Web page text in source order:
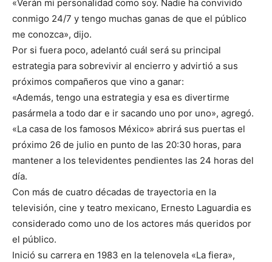
«Verán mi personalidad como soy. Nadie ha convivido
conmigo 24/7 y tengo muchas ganas de que el público
me conozca», dijo.
Por si fuera poco, adelantó cuál será su principal
estrategia para sobrevivir al encierro y advirtió a sus
próximos compañeros que vino a ganar:
«Además, tengo una estrategia y esa es divertirme
pasármela a todo dar e ir sacando uno por uno», agregó.
«La casa de los famosos México» abrirá sus puertas el
próximo 26 de julio en punto de las 20:30 horas, para
mantener a los televidentes pendientes las 24 horas del
día.
Con más de cuatro décadas de trayectoria en la
televisión, cine y teatro mexicano, Ernesto Laguardia es
considerado como uno de los actores más queridos por
el público.
Inició su carrera en 1983 en la telenovela «La fiera»,